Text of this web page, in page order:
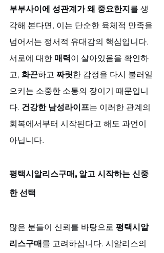
부부사이에 성관계가 왜 중요한지를 생
각해 본다면, 이는 단순한 육체적 만족을
넘어서는 정서적 유대감의 핵심입니다.
서로에 대한 매력이 살아있음을 확인하
고, 화끈하고 짜릿한 감정을 다시 불러일
으키는 소중한 소통의 장이기 때문입니
다. 건강한 남성라이프는 이러한 관계의
회복에서부터 시작된다고 해도 과언이
아닙니다.
평택시알리스구매, 알고 시작하는 신중
한 선택
많은 분들이 신뢰를 바탕으로 평택시알
리스구매를 고려하십니다. 시알리스의